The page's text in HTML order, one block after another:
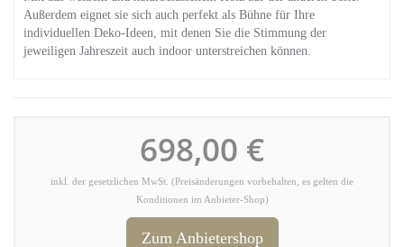
Außerdem eignet sie sich auch perfekt als Bühne für Ihre
individuellen Deko-Ideen, mit denen Sie die Stimmung der
jeweiligen Jahreszeit auch indoor unterstreichen können.
698,00 €
inkl. der gesetzlichen MwSt. (Preisänderungen vorbehalten, es gelten die
Konditionen im Anbieter-Shop)
Zum Anbietershop